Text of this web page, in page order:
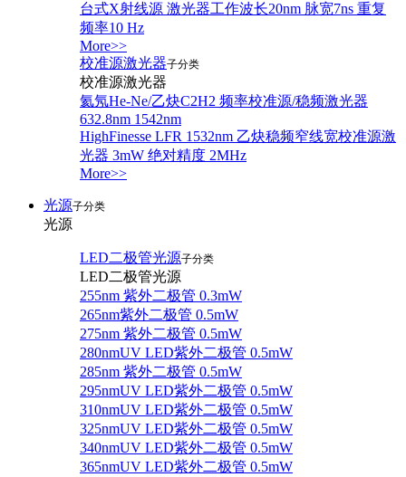
台式X射线源 激光器工作波长20nm 脉宽7ns 重复
频率10 Hz
More>>
校准源激光器子分类
校准源激光器
氦氖He-Ne/乙炔C2H2 频率校准源/稳频激光器
632.8nm 1542nm
HighFinesse LFR 1532nm 乙炔稳频窄线宽校准源激
光器 3mW 绝对精度 2MHz
More>>
光源子分类
光源
LED二极管光源子分类
LED二极管光源
255nm 紫外二极管 0.3mW
265nm紫外二极管 0.5mW
275nm 紫外二极管 0.5mW
280nmUV LED紫外二极管 0.5mW
285nm 紫外二极管 0.5mW
295nmUV LED紫外二极管 0.5mW
310nmUV LED紫外二极管 0.5mW
325nmUV LED紫外二极管 0.5mW
340nmUV LED紫外二极管 0.5mW
365nmUV LED紫外二极管 0.5mW